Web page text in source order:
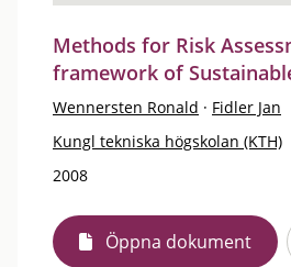
Methods for Risk
framework of
Wennersten Ronald · Fidler Jan
Kungl tekniska högskolan (KTH)
2008
Öppna dokument